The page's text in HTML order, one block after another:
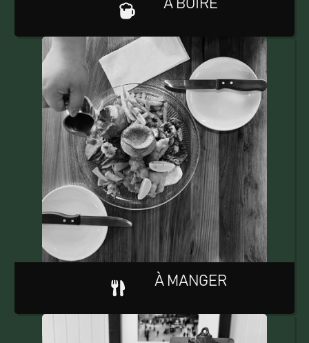
À BOIRE
À MANGER